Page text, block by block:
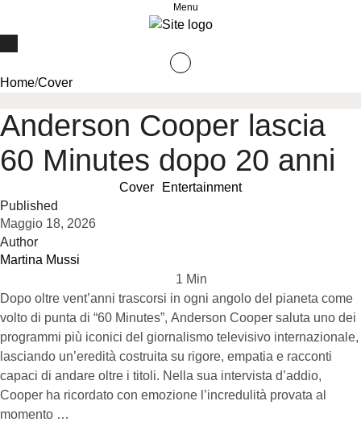
Menu
Home/Cover
Anderson Cooper lascia
60 Minutes dopo 20 anni
Cover
Entertainment
Published
Maggio 18, 2026
Author
Martina Mussi
1 Min
Dopo oltre vent’anni trascorsi in ogni angolo del pianeta come
volto di punta di “60 Minutes”, Anderson Cooper saluta uno dei
programmi più iconici del giornalismo televisivo internazionale,
lasciando un’eredità costruita su rigore, empatia e racconti
capaci di andare oltre i titoli. Nella sua intervista d’addio,
Cooper ha ricordato con emozione l’incredulità provata al
momento …